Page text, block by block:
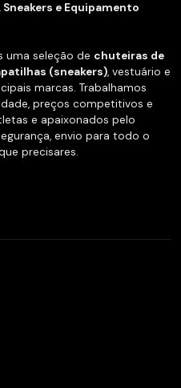
e Equipamento
uma seleção de chuteiras de
(sneakers), vestuário e
marcas. Trabalhamos
preços competitivos e
e apaixonados pelo
envio para todo o
precisares.